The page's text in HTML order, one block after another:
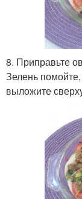
8. Приправьте
Зелень
выложите